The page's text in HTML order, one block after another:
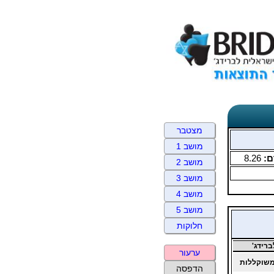
8.26
משוקללות
מצטבר
מושב 1
מושב 2
מושב 3
מושב 4
מושב 5
חלוקות
ערעור
הדפסה